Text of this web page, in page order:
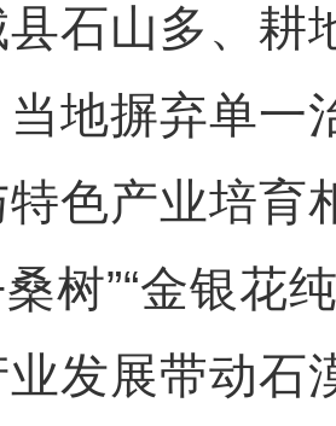
山多、耕
地摒弃单一
色产业培育
树”“金银花
发展带动石